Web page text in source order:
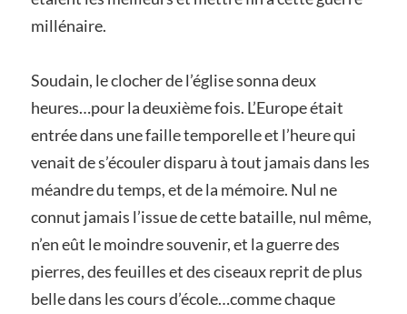
millénaire.
Soudain, le clocher de l’église sonna deux
heures…pour la deuxième fois. L’Europe était
entrée dans une faille temporelle et l’heure qui
venait de s’écouler disparu à tout jamais dans les
méandre du temps, et de la mémoire. Nul ne
connut jamais l’issue de cette bataille, nul même,
n’en eût le moindre souvenir, et la guerre des
pierres, des feuilles et des ciseaux reprit de plus
belle dans les cours d’école…comme chaque